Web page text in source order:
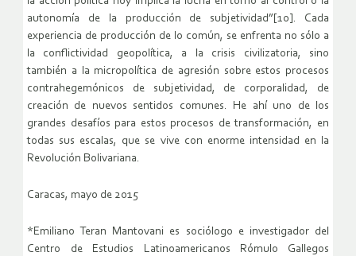
autonomía de la producción de subjetividad”[10]. Cada
experiencia de producción de lo común, se enfrenta no sólo a
la conflictividad geopolítica, a la crisis civilizatoria, sino
también a la micropolítica de agresión sobre estos procesos
contrahegemónicos de subjetividad, de corporalidad, de
creación de nuevos sentidos comunes. He ahí uno de los
grandes desafíos para estos procesos de transformación, en
todas sus escalas, que se vive con enorme intensidad en la
Revolución Bolivariana.
Caracas, mayo de 2015
*Emiliano Teran Mantovani es sociólogo e investigador del
Centro de Estudios Latinoamericanos Rómulo Gallegos